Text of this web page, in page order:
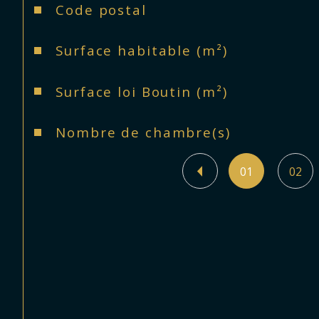
Caractéristiques Valeurs
Code postal
Surface habitable (m²)
Surface loi Boutin (m²)
Nombre de chambre(s)
01 02